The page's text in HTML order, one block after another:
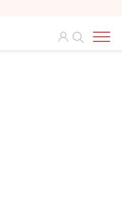
Search